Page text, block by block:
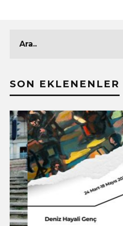
SON EKLENENLER